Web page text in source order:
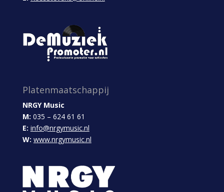
Platenmaatschappij
NRGY Music
M: 035 – 624 61 61
E: info@nrgymusic.nl
W: www.nrgymusic.nl